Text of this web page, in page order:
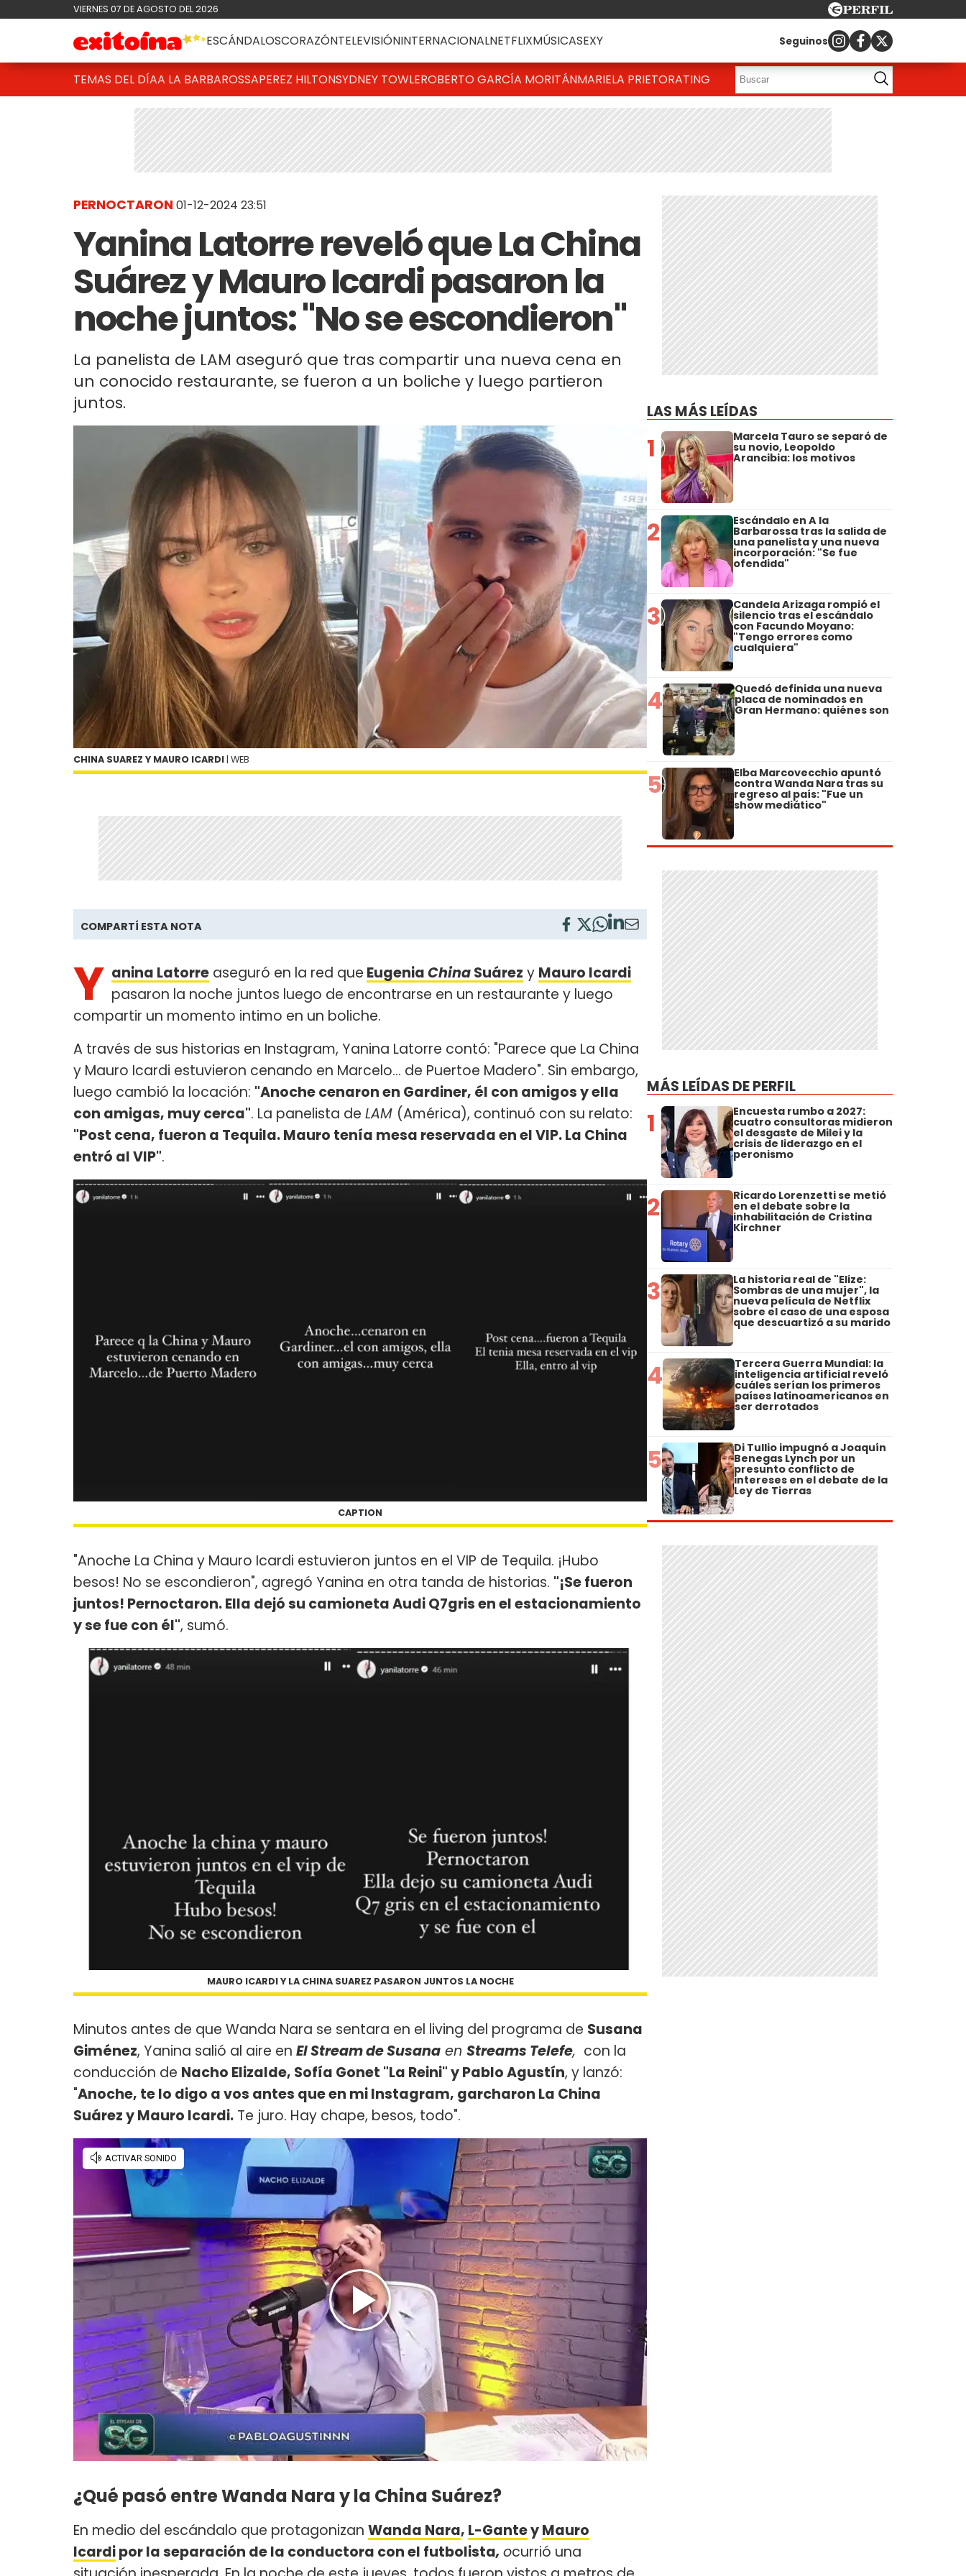
VIERNES 07 DE AGOSTO DEL 2026
ESCÁNDALOSCORAZÓNTELEVISIÓNINTERNACIONALNETFLIXMÚSICASEXY Seguinos
TEMAS DEL DÍAA LA BARBAROSSAPEREZ HILTONSYDNEY TOWLEROBERTO GARCÍA MORITÁNMARIELA PRIETORATING
PERNOCTARON 01-12-2024 23:51
Yanina Latorre reveló que La China
Suárez y Mauro Icardi pasaron la
noche juntos: "No se escondieron"
La panelista de LAM aseguró que tras compartir una nueva cena en
un conocido restaurante, se fueron a un boliche y luego partieron
juntos.
CHINA SUAREZ Y MAURO ICARDI | WEB
COMPARTÍ ESTA NOTA
Y anina Latorre aseguró en la red que EugeniaChinaSuárez y Mauro Icardi
pasaron la noche juntos luego de encontrarse en un restaurante y luego
compartir un momento intimo en un boliche.
A través de sus historias en Instagram, Yanina Latorre contó: "Parece que La China
y Mauro Icardi estuvieron cenando en Marcelo... de Puertoe Madero". Sin embargo,
luego cambió la locación: "Anoche cenaron en Gardiner, él con amigos y ella
con amigas, muy cerca". La panelista de LAM (América), continuó con su relato:
"Post cena, fueron a Tequila. Mauro tenía mesa reservada en el VIP. La China
entró al VIP".
CAPTION
"Anoche La China y Mauro Icardi estuvieron juntos en el VIP de Tequila. ¡Hubo
besos! No se escondieron", agregó Yanina en otra tanda de historias. "¡Se fueron
juntos! Pernoctaron. Ella dejó su camioneta Audi Q7gris en el estacionamiento
y se fue con él", sumó.
MAURO ICARDI Y LA CHINA SUAREZ PASARON JUNTOS LA NOCHE
Minutos antes de que Wanda Nara se sentara en el living del programa de Susana
Giménez, Yanina salió al aire en El Stream de Susana en Streams Telefe, con la
conducción de Nacho Elizalde, Sofía Gonet "La Reini" y Pablo Agustín, y lanzó:
"Anoche, te lo digo a vos antes que en mi Instagram, garcharon La China
Suárez y Mauro Icardi. Te juro. Hay chape, besos, todo".
¿Qué pasó entre Wanda Nara y la China Suárez?
En medio del escándalo que protagonizan Wanda Nara, L-GanteyMauro
Icardipor la separación de la conductora con el futbolista,ocurrió una
LAS MÁS LEÍDAS
1 Marcela Tauro se separó de
su novio, Leopoldo
Arancibia: los motivos
2 Escándalo en A la
Barbarossa tras la salida de
una panelista y una nueva
incorporación: "Se fue
ofendida"
3 Candela Arizaga rompió el
silencio tras el escándalo
con Facundo Moyano:
"Tengo errores como
cualquiera"
4 Quedó definida una nueva
placa de nominados en
Gran Hermano: quiénes son
5 Elba Marcovecchio apuntó
contra Wanda Nara tras su
regreso al país: "Fue un
show mediático"
MÁS LEÍDAS DE PERFIL
1 Encuesta rumbo a 2027:
cuatro consultoras midieron
el desgaste de Milei y la
crisis de liderazgo en el
peronismo
2 Ricardo Lorenzetti se metió
en el debate sobre la
inhabilitación de Cristina
Kirchner
3 La historia real de "Elize:
Sombras de una mujer", la
nueva película de Netflix
sobre el caso de una esposa
que descuartizó a su marido
4 Tercera Guerra Mundial: la
inteligencia artificial reveló
cuáles serían los primeros
países latinoamericanos en
ser derrotados
5 Di Tullio impugnó a Joaquín
Benegas Lynch por un
presunto conflicto de
intereses en el debate de la
Ley de Tierras